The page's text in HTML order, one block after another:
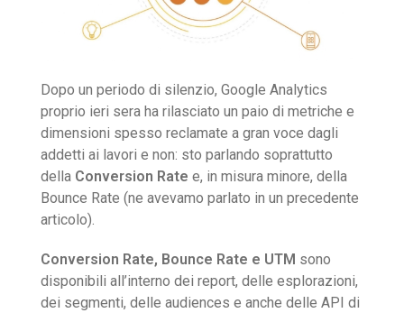
Dopo un periodo di silenzio, Google Analytics
proprio ieri sera ha rilasciato un paio di metriche e
dimensioni spesso reclamate a gran voce dagli
addetti ai lavori e non: sto parlando soprattutto
della Conversion Rate e, in misura minore, della
Bounce Rate (ne avevamo parlato in un precedente
articolo).
Conversion Rate, Bounce Rate e UTM sono
disponibili all’interno dei report, delle esplorazioni,
dei segmenti, delle audiences e anche delle API di